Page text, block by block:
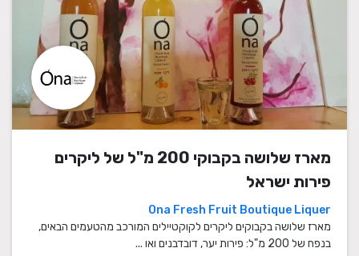
מארז שלושה בקבוקי 200 מ"ל של ליקרים
פירות ישראל
Ona Fresh Fruit Boutique Liquer
מארז שלושה בקבוקים ליקרים לקוקטיילים המורכב מהטעמים הבאים,
בנפח של 200 מ"ל: פירות יער, דובדבנים ואו ...